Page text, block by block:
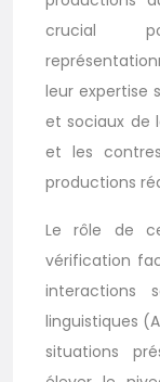
crucial
leur expertise
et sociaux de
et les
productions
Le rôle de
vérification
interactions
linguistiques
situations